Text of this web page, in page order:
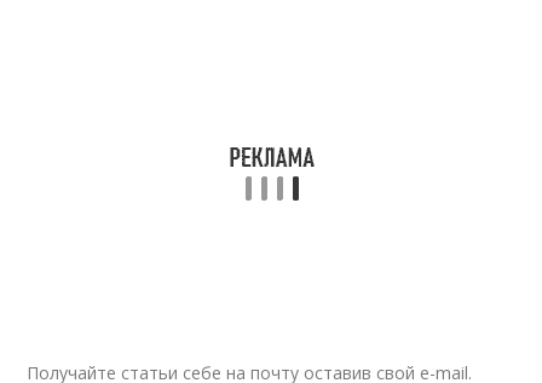
Получайте статьи себе на почту оставив свой e-mail.